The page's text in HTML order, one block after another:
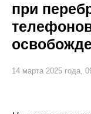
при
14 марта 2025 года,